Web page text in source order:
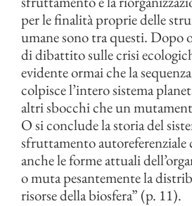
per le finalità proprie delle
umane sono tra questi. Dopo
di dibattito sulle crisi
evidente ormai che la
colpisce l’intero sistema
altri sbocchi che un
O si conclude la storia del
sfruttamento autoreferenziale
anche le forme attuali
o muta pesantemente la
risorse della biosfera” (p. 11).